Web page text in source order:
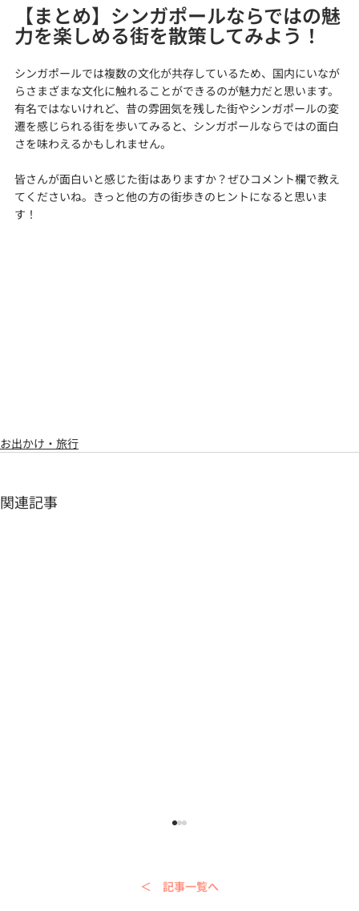
【まとめ】シンガポールならではの魅
力を楽しめる街を散策してみよう！
シンガポールでは複数の文化が共存しているため、国内にいなが
らさまざまな文化に触れることができるのが魅力だと思います。
有名ではないけれど、昔の雰囲気を残した街やシンガポールの変
遷を感じられる街を歩いてみると、シンガポールならではの面白
さを味わえるかもしれません。
皆さんが面白いと感じた街はありますか？ぜひコメント欄で教え
てくださいね。きっと他の方の街歩きのヒントになると思いま
す！
お出かけ・旅行
関連記事
＜ 記事一覧へ